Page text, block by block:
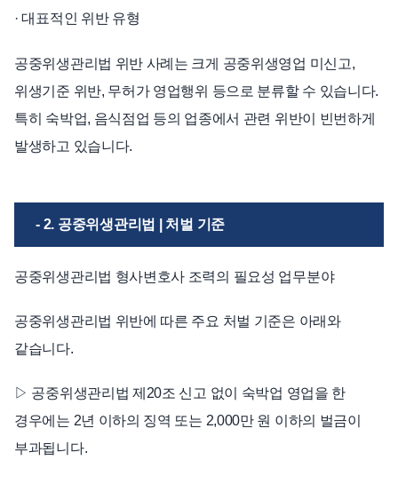
· 대표적인 위반 유형
공중위생관리법 위반 사례는 크게 공중위생영업 미신고,
위생기준 위반, 무허가 영업행위 등으로 분류할 수 있습니다.
특히 숙박업, 음식점업 등의 업종에서 관련 위반이 빈번하게
발생하고 있습니다.
- 2. 공중위생관리법 | 처벌 기준
공중위생관리법 형사변호사 조력의 필요성 업무분야
공중위생관리법 위반에 따른 주요 처벌 기준은 아래와
같습니다.
▷ 공중위생관리법 제20조 신고 없이 숙박업 영업을 한
경우에는 2년 이하의 징역 또는 2,000만 원 이하의 벌금이
부과됩니다.